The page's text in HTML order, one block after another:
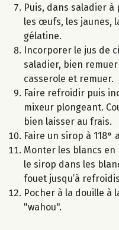
Puis, dans saladier
les œufs, les jaunes,
gélatine.
Incorporer le jus de
saladier, bien
casserole et remuer.
Faire refroidir puis
mixeur plongeant.
bien laisser au frais.
Faire un sirop à 118°
Monter les blancs
le sirop dans les
fouet jusqu’à
Pocher à la douille à
"wahou".